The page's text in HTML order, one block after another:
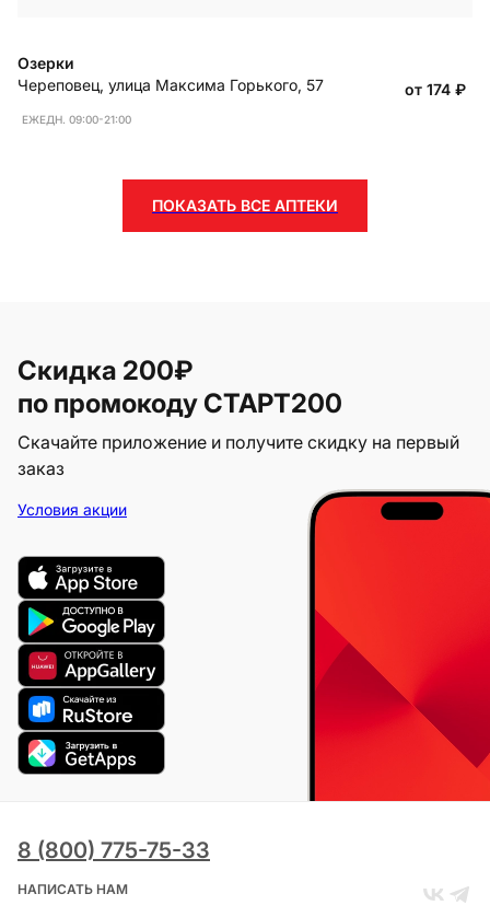
Озерки
Череповец, улица Максима Горького, 57
ЕЖЕДН. 09:00-21:00
от 174 ₽
ПОКАЗАТЬ ВСЕ АПТЕКИ
Скидка 200₽
по промокоду СТАРТ200
Скачайте приложение и получите скидку на первый
заказ
Условия акции
8 (800) 775-75-33
НАПИСАТЬ НАМ